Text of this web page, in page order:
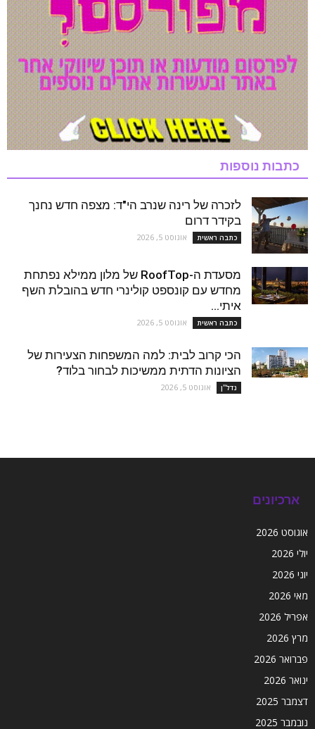
כתבות נוספות
לזכרה של רינה שנרב הי"ד: מצפה חדש נחנך
בקידר דרום
כתבה ראשית אוגוסט 5, 2026
מסעדת ה-RoofTop של מלון ממילא נפתחת
מחדש עם קונספט קולינרי חדש בהובלת השף
איתי...
כתבה ראשית אוגוסט 5, 2026
הכי קרוב לבית: למה המשפחות הצעירות של
הציונות הדתית ממשיכות לבחור בלוד?
נדל''ן אוגוסט 5, 2026
ארכיונים
אוגוסט 2026
יולי 2026
יוני 2026
מאי 2026
אפריל 2026
מרץ 2026
פברואר 2026
ינואר 2026
דצמבר 2025
נובמבר 2025